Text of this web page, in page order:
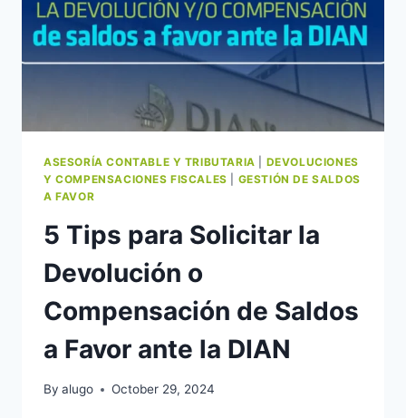
ASESORÍA CONTABLE Y TRIBUTARIA
DEVOLUCIONES
Y COMPENSACIONES FISCALES
GESTIÓN DE SALDOS
A FAVOR
5 Tips para Solicitar la
Devolución o
Compensación de Saldos
a Favor ante la DIAN
By alugo October 29, 2024